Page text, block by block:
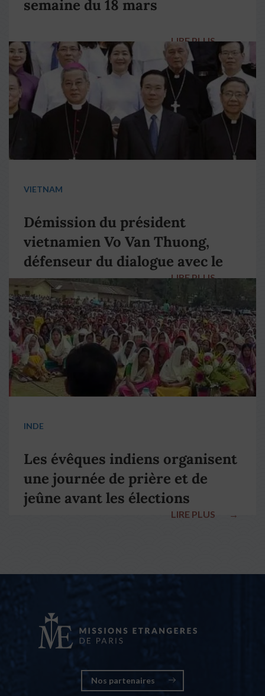
semaine du 18 mars
LIRE PLUS →
VIETNAM
Démission du président
vietnamien Vo Van Thuong,
défenseur du dialogue avec le
pape François
LIRE PLUS →
INDE
Les évêques indiens organisent
une journée de prière et de
jeûne avant les élections
LIRE PLUS →
Nos partenaires